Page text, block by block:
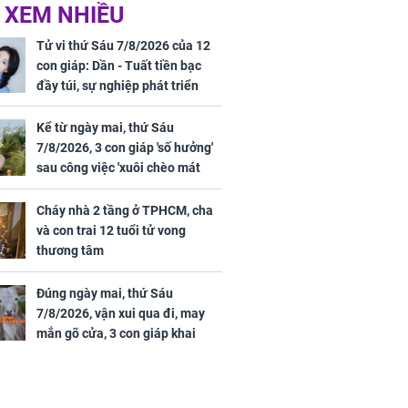
đúng
bình dân
TPHCM, cha và con
trai 12 tuổi tử vong
thương tâm
nam diễn
khi than
NHIỀU
Tử vi thứ Sáu 7/8/2026 của 12
con giáp: Dần - Tuất tiền bạc
đầy túi, sự nghiệp phát triển
hưng thịnh, Mão - Thân tài lộc
ảm đạm, mọi sự khó thành công
mỹ mãn
Kể từ ngày mai, thứ Sáu
7/8/2026, 3 con giáp 'số hưởng'
sau công việc 'xuôi chèo mát
mái', tiền tài 'thu về như nước',
tình duyên viên mãn
Cháy nhà 2 tầng ở TPHCM, cha
và con trai 12 tuổi tử vong
thương tâm
Đúng ngày mai, thứ Sáu
7/8/2026, vận xui qua đi, may
mắn gõ cửa, 3 con giáp khai